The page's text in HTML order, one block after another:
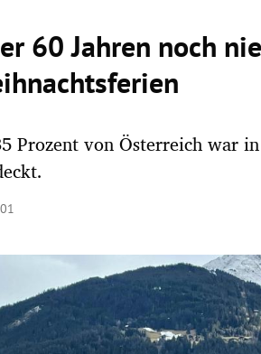
60 Jahren noch
Prozent von Österreich war
öffnen/schließen